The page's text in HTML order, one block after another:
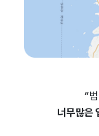
“
너무 많은